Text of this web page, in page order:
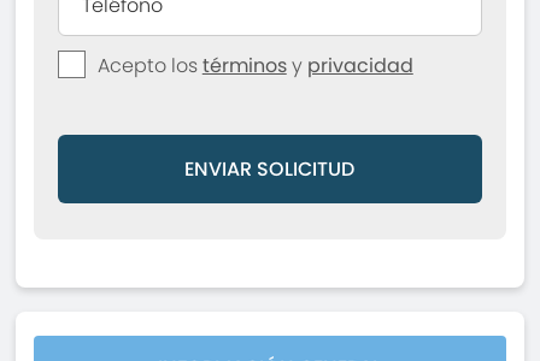
Acepto lostérminosy privacidad
ENVIAR SOLICITUD